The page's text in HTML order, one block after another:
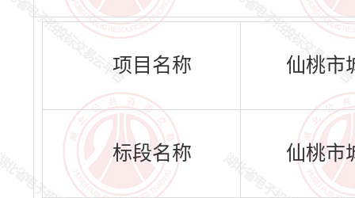
项目名称 仙桃市
标段名称 仙桃市